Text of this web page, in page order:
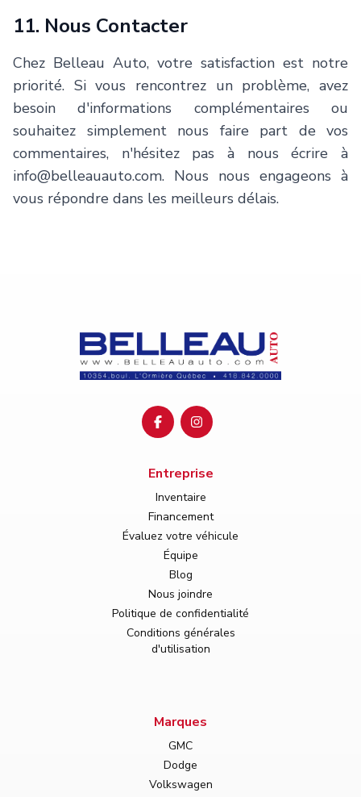
11. Nous Contacter
Chez Belleau Auto, votre satisfaction est notre
priorité. Si vous rencontrez un problème, avez
besoin d'informations complémentaires ou
souhaitez simplement nous faire part de vos
commentaires, n'hésitez pas à nous écrire à
info@belleauauto.com. Nous nous engageons à
vous répondre dans les meilleurs délais.
Entreprise
Inventaire
Financement
Évaluez votre véhicule
Équipe
Blog
Nous joindre
Politique de confidentialité
Conditions générales
d'utilisation
Marques
GMC
Dodge
Volkswagen